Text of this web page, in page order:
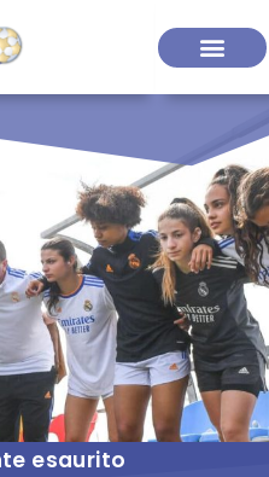
esaurito